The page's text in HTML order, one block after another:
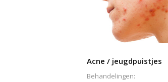
Acne / jeugdpuistjes
Behandelingen: